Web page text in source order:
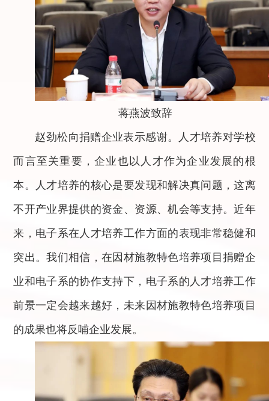
蒋燕波致辞
赵劲松向捐赠企业表示感谢。人才培养对学校
而言至关重要，企业也以人才作为企业发展的根
本。人才培养的核心是要发现和解决真问题，这离
不开产业界提供的资金、资源、机会等支持。近年
来，电子系在人才培养工作方面的表现非常稳健和
突出。我们相信，在因材施教特色培养项目捐赠企
业和电子系的协作支持下，电子系的人才培养工作
前景一定会越来越好，未来因材施教特色培养项目
的成果也将反哺企业发展。